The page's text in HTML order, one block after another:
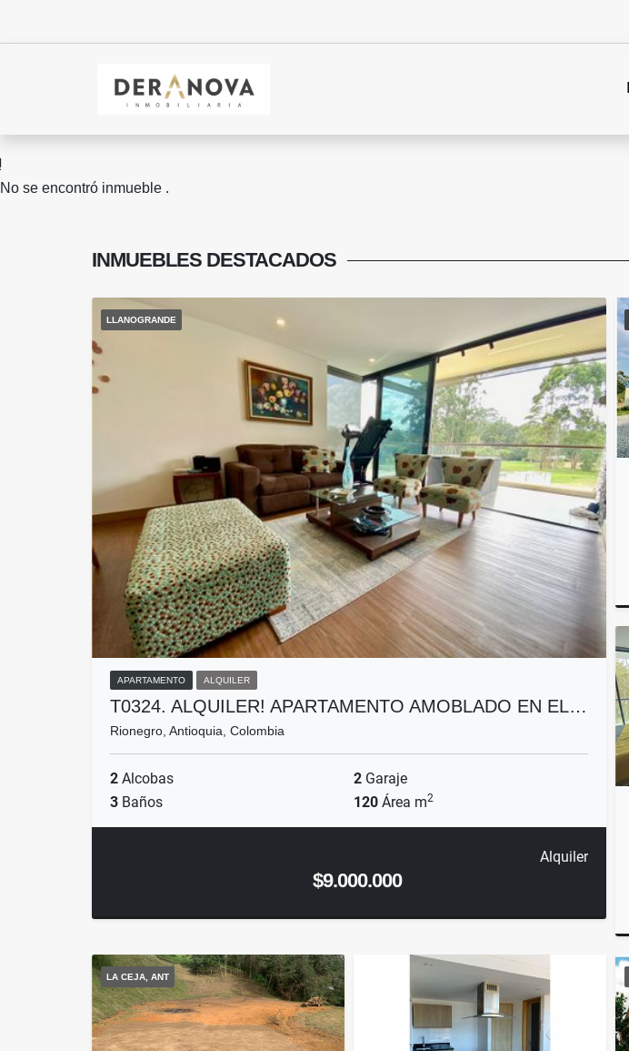
No se encontró inmueble .
INMUEBLES DESTACADOS
LLANOGRANDE
APARTAMENTO ALQUILER
T0324. ALQUILER! APARTAMENTO AMOBLADO EN EL…
Rionegro, Antioquia, Colombia
2 Alcobas 2 Garaje
3 Baños 120 Área m2
Alquiler
$9.000.000
LA CEJA, ANT